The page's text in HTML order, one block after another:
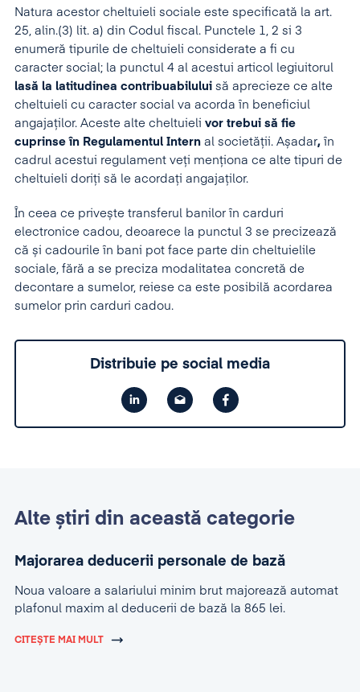
Natura acestor cheltuieli sociale este specificată la art.
25, alin.(3) lit. a) din Codul fiscal. Punctele 1, 2 si 3
enumeră tipurile de cheltuieli considerate a fi cu
caracter social; la punctul 4 al acestui articol legiuitorul
lasă la latitudinea contribuabilului să aprecieze ce alte
cheltuieli cu caracter social va acorda în beneficiul
angajaților. Aceste alte cheltuieli vor trebui să fie
cuprinseîn Regulamentul Intern al societății. Așadar,în
cadrul acestui regulament veți menționa ce alte tipuri de
cheltuieli doriți să le acordați angajaților.
În ceea ce privește transferul banilor în carduri
electronice cadou, deoarece la punctul 3 se precizează
că și cadourile în bani pot face parte din cheltuielile
sociale, fără a se preciza modalitatea concretă de
decontare a sumelor, reiese ca este posibilă acordarea
sumelor prin carduri cadou.
Distribuie pe social media
Alte știri din această categorie
Majorarea deducerii personale de bază
Noua valoare a salariului minim brut majorează automat
plafonul maxim al deducerii de bază la 865 lei.
CITEȘTE MAI MULT